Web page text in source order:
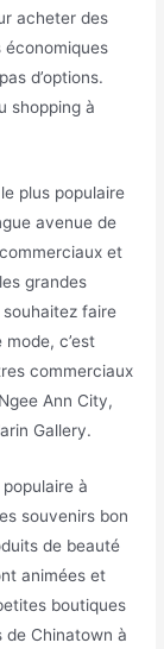
acheter des
économiques
d’options.
shopping à
plus populaire
avenue de
et
grandes
faire
c’est
commerciaux
Ann City,
Gallery.
à
souvenirs bon
de beauté
animées et
boutiques
de Chinatown à